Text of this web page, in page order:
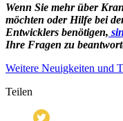
Wenn Sie mehr über
möchten oder Hilfe bei
Entwicklers benötigen,
Ihre Fragen zu
Weitere Neuigkeiten und
Teilen